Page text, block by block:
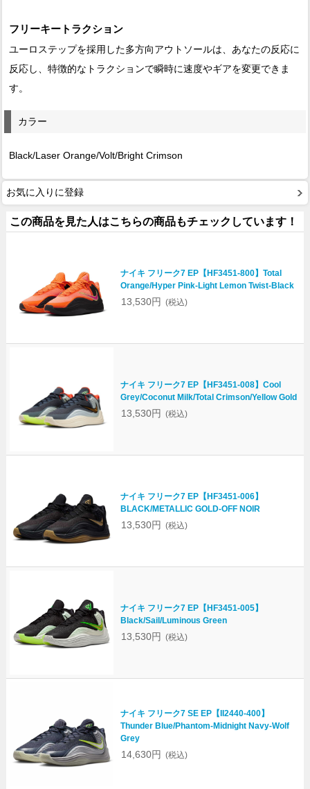
フリーキートラクション
ユーロステップを採用した多方向アウトソールは、あなたの反応に
反応し、特徴的なトラクションで瞬時に速度やギアを変更できま
す。
カラー
Black/Laser Orange/Volt/Bright Crimson
お気に入りに登録
この商品を見た人はこちらの商品もチェックしています！
ナイキ フリーク7 EP【HF3451-800】Total
Orange/Hyper Pink-Light Lemon Twist-Black
13,530円 (税込)
ナイキ フリーク7 EP【HF3451-008】Cool
Grey/Coconut Milk/Total Crimson/Yellow Gold
13,530円 (税込)
ナイキ フリーク7 EP【HF3451-006】
BLACK/METALLIC GOLD-OFF NOIR
13,530円 (税込)
ナイキ フリーク7 EP【HF3451-005】
Black/Sail/Luminous Green
13,530円 (税込)
ナイキ フリーク7 SE EP【II2440-400】
Thunder Blue/Phantom-Midnight Navy-Wolf
Grey
14,630円 (税込)